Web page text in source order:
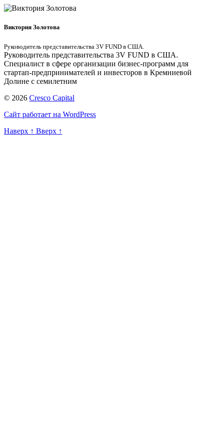
Виктория Золотова
Руководитель представительства 3V FUND в США.
Руководитель представительства 3V FUND в США.
Специалист в сфере организации бизнес-программ для
стартап-предпринимателей и инвесторов в Кремниевой
Долине с семилетним
© 2026 Cresco Capital
Сайт работает на WordPress
Наверх ↑ Вверх ↑